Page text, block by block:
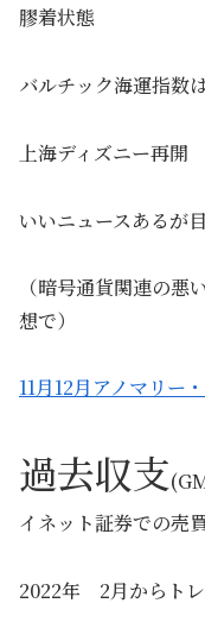
膠着状態
バルチック海運指数
上海ディズニー再開
いいニュースあるが
（暗号通貨関連の悪
想で）
11月12月アノマリー
過去収支
イネット証券での売
2022年 2月からトレ